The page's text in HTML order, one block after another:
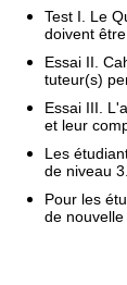
Test I. Le
doivent
Essai II.
tuteur(s)
Essai III.
et leur
Les
de niveau 3.
Pour les
de nouvelle